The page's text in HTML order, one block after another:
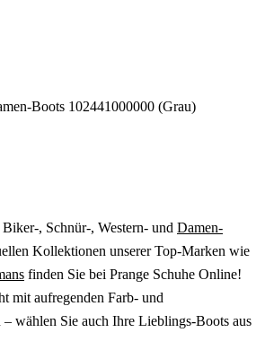
Boots 102441000000 (Grau)
, Schnür-, Western- und Damen-
Kollektionen unserer Top-Marken wie
finden Sie bei Prange Schuhe Online!
mit aufregenden Farb- und
wählen Sie auch Ihre Lieblings-Boots aus